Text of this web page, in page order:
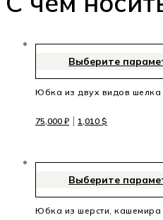
Выберите
Юбка из двух видов шелка
75,000 ₽ | 1,010 $
Выберите
Юбка из шерсти,